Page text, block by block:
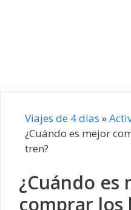
Viajes de 4 días »
¿Cuándo es mejor
tren?
¿Cuándo es
comprar los